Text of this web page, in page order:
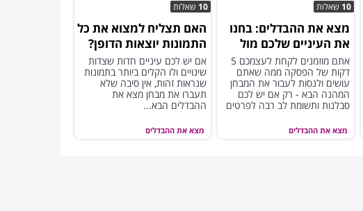
מצא את ההבדלים
10 שאלות
מצא את ההבדלים: בחנו
את העיניים שלכם מול
אוסף התמונות הבא
אתם מוזמנים לקחת לעצמכם 5
דקות של הפסקה ממה שאתם
עושים ולנסות לעבור את המבחן
המהנה הבא - רק אם יש לכם
סבלנות ותשומת לב רבה לפרטים
מצא את ההבדלים
10 שאלות
האם תצליח למצוא את כל
התמונות יוצאות הדופן?
אם יש לכם עיניים חדות שצדות
שינויים ולו הקלים ביותר בתמונות
שנראות זהות, אין סיבה שלא
תעברו את מבחן מצא את
ההבדלים הבא...